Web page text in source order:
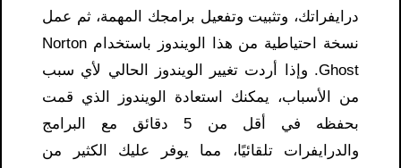
درايفراتك، وتثبيت وتفعيل برامجك المهمة، ثم عمل
نسخة احتياطية من هذا الويندوز باستخدام Norton
Ghost. وإذا أردت تغيير الويندوز الحالي لأي سبب
من الأسباب، يمكنك استعادة الويندوز الذي قمت
بحفظه في أقل من 5 دقائق مع البرامج
والدرايفرات تلقائيًا، مما يوفر عليك الكثير من